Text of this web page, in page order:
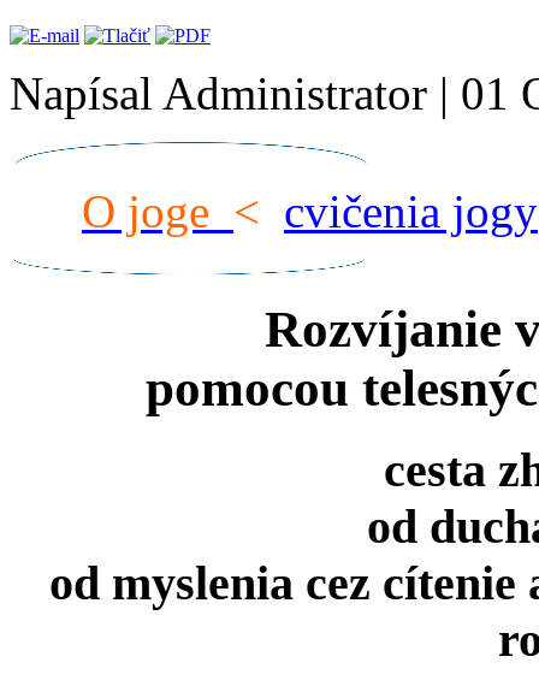
Napísal Administrator | 01
O joge < cvičenia jogy
Rozvíjanie
pomocou
cesta
od
od myslenia cez